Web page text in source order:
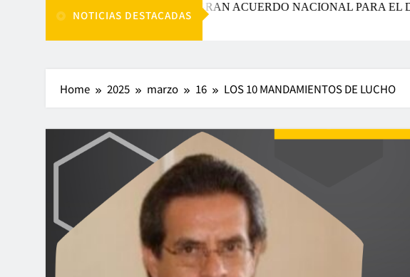
NOTICIAS DESTACADAS
PAZ LLAMA A UN GRAN ACUERDO NACIONAL PARA EL
Agosto 7, 2026
Home 2025 marzo 16 LOS 10 MANDAMIENTOS DE LUCHO